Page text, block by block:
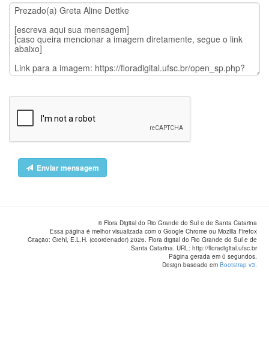
Enviar mensagem
© Flora Digital do Rio Grande do Sul e de Santa Catarina
Essa página é melhor visualizada com o Google Chrome ou Mozilla Firefox
Citação: Giehl, E.L.H. (coordenador) 2026. Flora digital do Rio Grande do Sul e de
Santa Catarina. URL: http://floradigital.ufsc.br
Página gerada em 0 segundos.
Design baseado em Bootstrap v3.